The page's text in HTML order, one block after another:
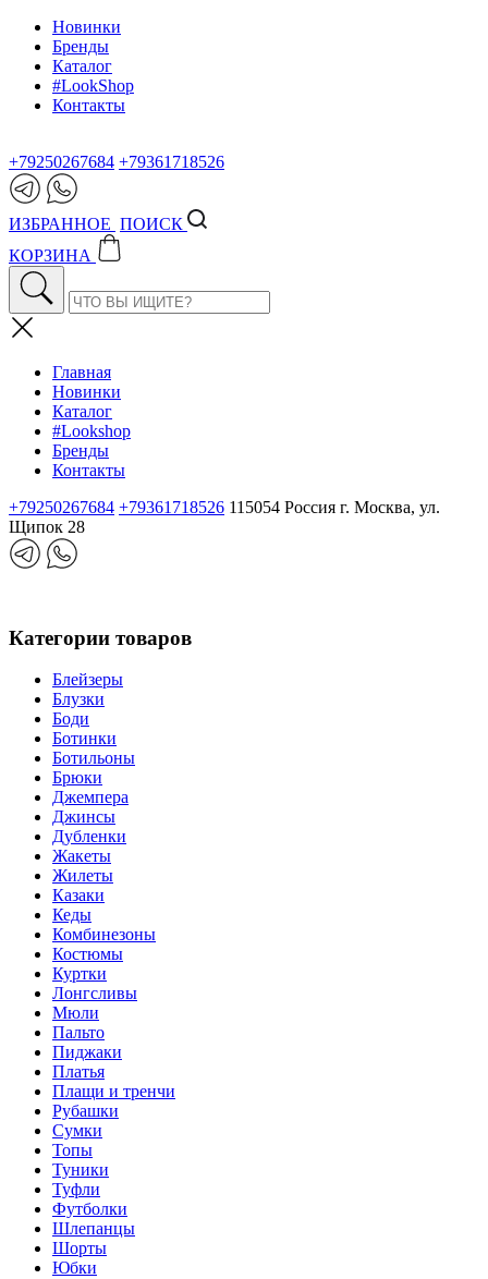
Новинки
Бренды
Каталог
#LookShop
Контакты
+79250267684 +79361718526
ИЗБРАННОЕ ПОИСК
КОРЗИНА
Главная
Новинки
Каталог
#Lookshop
Бренды
Контакты
+79250267684 +79361718526 115054 Россия г. Москва, ул.
Щипок 28
Категории товаров
Блейзеры
Блузки
Боди
Ботинки
Ботильоны
Брюки
Джемпера
Джинсы
Дубленки
Жакеты
Жилеты
Казаки
Кеды
Комбинезоны
Костюмы
Куртки
Лонгсливы
Мюли
Пальто
Пиджаки
Платья
Плащи и тренчи
Рубашки
Сумки
Топы
Туники
Туфли
Футболки
Шлепанцы
Шорты
Юбки